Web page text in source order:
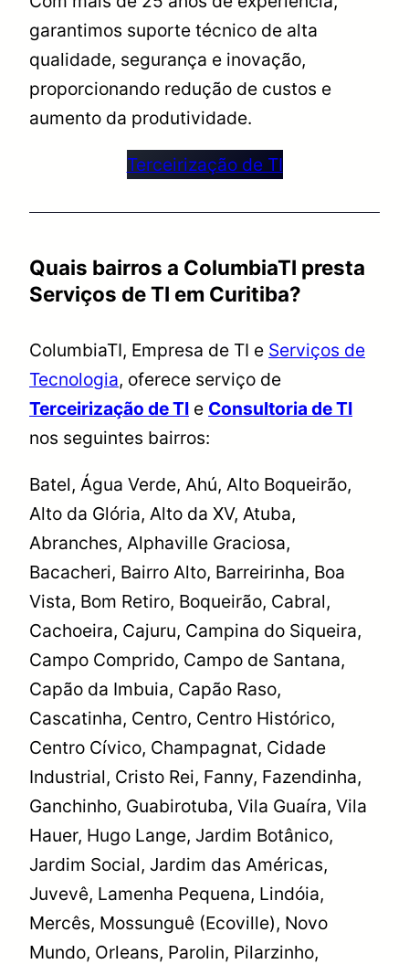
garantimos suporte técnico de alta
qualidade, segurança e inovação,
proporcionando redução de custos e
aumento da produtividade.
Terceirização de TI
Quais bairros a ColumbiaTI presta
Serviços de TI em Curitiba?
ColumbiaTI, Empresa de TI e Serviços de
Tecnologia, oferece serviço de
Terceirização de TI e Consultoria de TI
nos seguintes bairros:
Batel, Água Verde, Ahú, Alto Boqueirão,
Alto da Glória, Alto da XV, Atuba,
Abranches, Alphaville Graciosa,
Bacacheri, Bairro Alto, Barreirinha, Boa
Vista, Bom Retiro, Boqueirão, Cabral,
Cachoeira, Cajuru, Campina do Siqueira,
Campo Comprido, Campo de Santana,
Capão da Imbuia, Capão Raso,
Cascatinha, Centro, Centro Histórico,
Centro Cívico, Champagnat, Cidade
Industrial, Cristo Rei, Fanny, Fazendinha,
Ganchinho, Guabirotuba, Vila Guaíra, Vila
Hauer, Hugo Lange, Jardim Botânico,
Jardim Social, Jardim das Américas,
Juvevê, Lamenha Pequena, Lindóia,
Mercês, Mossunguê (Ecoville), Novo
Mundo, Orleans, Parolin, Pilarzinho,